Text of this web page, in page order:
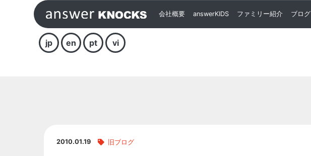
会社概要 answerKIDS ファミリー紹介 ブログ
jp en pt vi
2010.01.19 旧ブログ